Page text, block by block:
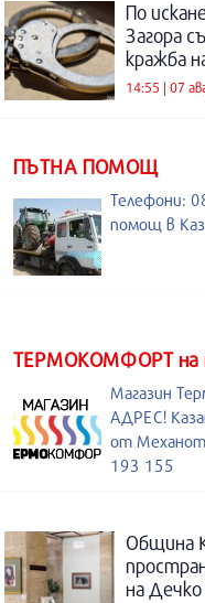
По
Загора
кражба
14:55 | 07
ПЪТНА ПОМОЩ
Телефони:
помощ в
ТЕРМОКОМФОРТ на
Магазин
АДРЕС!
от
193 155
Община
на